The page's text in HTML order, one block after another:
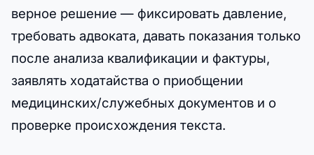
верное решение — фиксировать давление,
требовать адвоката, давать показания только
после анализа квалификации и фактуры,
заявлять ходатайства о приобщении
медицинских/служебных документов и о
проверке происхождения текста.